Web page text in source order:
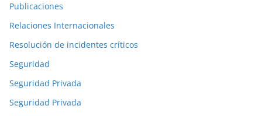
Publicaciones
Relaciones Internacionales
Resolución de incidentes críticos
Seguridad
Seguridad Privada
Seguridad Privada